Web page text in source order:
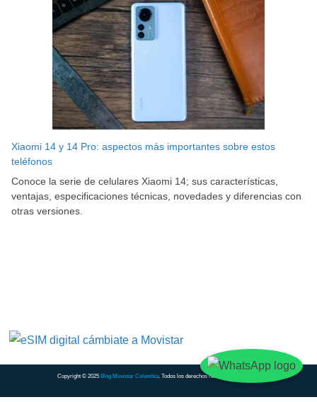
Xiaomi 14 y 14 Pro: aspectos más importantes sobre estos
teléfonos
Conoce la serie de celulares Xiaomi 14; sus características,
ventajas, especificaciones técnicas, novedades y diferencias con
otras versiones.
Copyright © 2025 Blog Movistar Colombia. Todos los derechos reservados.